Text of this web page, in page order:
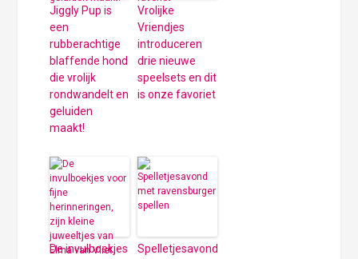
Jiggly Pup is
een
rubberachtige
blaffende hond
die vrolijk
rondwandelt en
geluiden
maakt!
Vrolijke
Vriendjes
introduceren
drie nieuwe
speelsets en dit
is onze favoriet
De invulboekjes
Spelletjesavond